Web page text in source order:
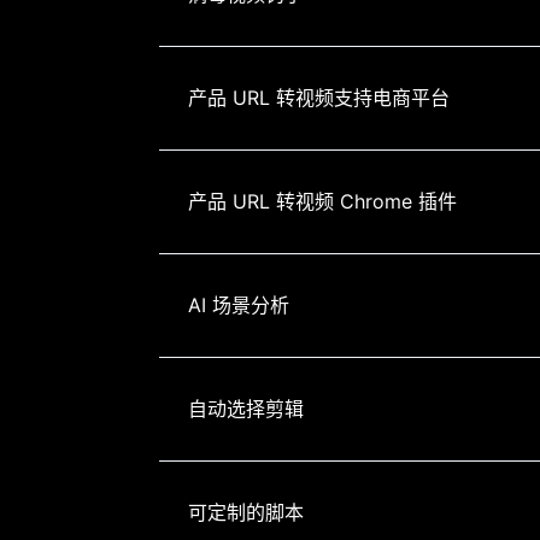
产品 URL 转视频支持电商平台
产品 URL 转视频 Chrome 插件
AI 场景分析
自动选择剪辑
可定制的脚本